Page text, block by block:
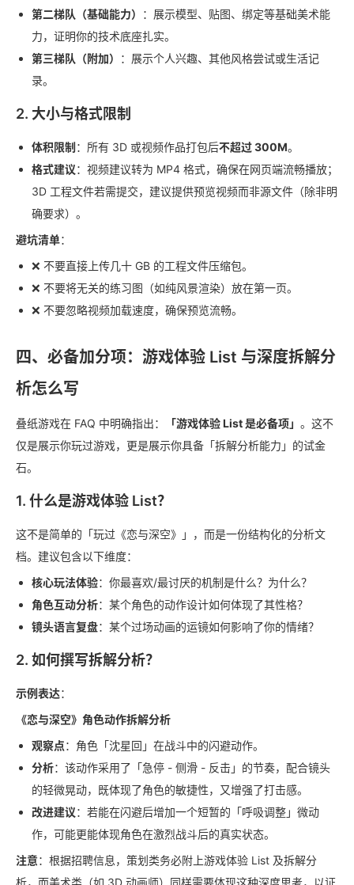
第二梯队（基础能力）
：展示模型、贴图、绑定等基础美术能
力，证明你的技术底座扎实。
第三梯队（附加）
：展示个人兴趣、其他风格尝试或生活记
录。
2. 大小与格式限制
体积限制：所有 3D 或视频作品打包后不超过 300M。
格式建议：视频建议转为 MP4 格式，确保在网页端流畅播放；
3D 工程文件若需提交，建议提供预览视频而非源文件（除非明
确要求）。
避坑清单：
❌ 不要直接上传几十 GB 的工程文件压缩包。
❌ 不要将无关的练习图（如纯风景渲染）放在第一页。
❌ 不要忽略视频加载速度，确保预览流畅。
四、必备加分项：游戏体验 List 与深度拆解分
析怎么写
叠纸游戏在 FAQ 中明确指出： 「游戏体验 List 是必备项」 。这不
仅是展示你玩过游戏，更是展示你具备「拆解分析能力」的试金
石。
1. 什么是游戏体验 List？
这不是简单的「玩过《恋与深空》」，而是一份结构化的分析文
档。建议包含以下维度：
核心玩法体验：你最喜欢/最讨厌的机制是什么？为什么？
角色互动分析：某个角色的动作设计如何体现了其性格？
镜头语言复盘：某个过场动画的运镜如何影响了你的情绪？
2. 如何撰写拆解分析？
示例表达：
《恋与深空》角色动作拆解分析
观察点：角色「沈星回」在战斗中的闪避动作。
分析：该动作采用了「急停 - 侧滑 - 反击」的节奏，配合镜头
的轻微晃动，既体现了角色的敏捷性，又增强了打击感。
改进建议：若能在闪避后增加一个短暂的「呼吸调整」微动
作，可能更能体现角色在激烈战斗后的真实状态。
注意：根据招聘信息，策划类务必附上游戏体验 List 及拆解分
析，而美术类（如 3D 动画师）同样需要体现这种深度思考，以证